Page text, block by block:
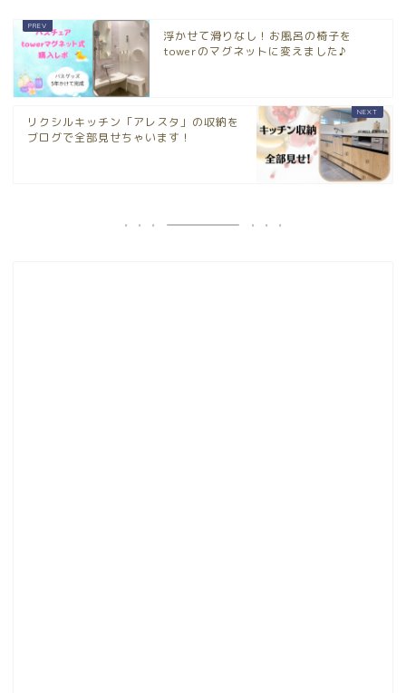
浮かせて滑りなし！お風呂の椅子を
towerのマグネットに変えました♪
リクシルキッチン「アレスタ」の収納を
ブログで全部見せちゃいます！